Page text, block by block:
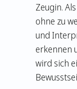
Zeugin.
ohne zu
und
erkennen
wird sich